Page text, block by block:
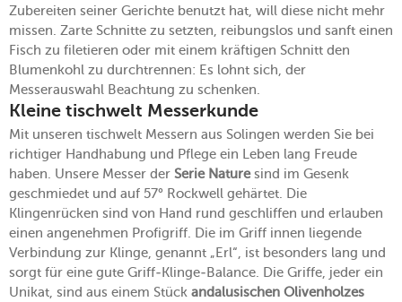
Zubereiten seiner Gerichte benutzt hat, will diese nicht mehr
missen. Zarte Schnitte zu setzten, reibungslos und sanft einen
Fisch zu filetieren oder mit einem kräftigen Schnitt den
Blumenkohl zu durchtrennen: Es lohnt sich, der
Messerauswahl Beachtung zu schenken.
Kleine tischwelt Messerkunde
Mit unseren tischwelt Messern aus Solingen werden Sie bei
richtiger Handhabung und Pflege ein Leben lang Freude
haben. Unsere Messer der Serie Naturesind im Gesenk
geschmiedet und auf 57° Rockwell gehärtet. Die
Klingenrücken sind von Hand rund geschliffen und erlauben
einen angenehmen Profigriff. Die im Griff innen liegende
Verbindung zur Klinge, genannt „Erl“, ist besonders lang und
sorgt für eine gute Griff-Klinge-Balance. Die Griffe, jeder ein
Unikat, sind aus einem Stück andalusischen Olivenholzes